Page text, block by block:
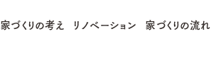
家づくりの考え リノベーション 家づくりの流れ